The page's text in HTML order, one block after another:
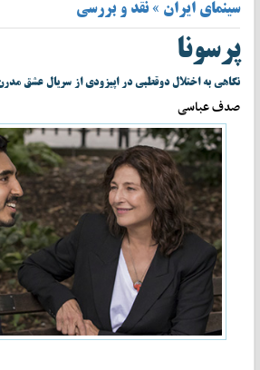
سینمای ایران » نقد و بررسی
پرسونا
نگاهی به اختلال دوقطبی در اپیزودی از سریال عشق مدرن
صدف عباسی